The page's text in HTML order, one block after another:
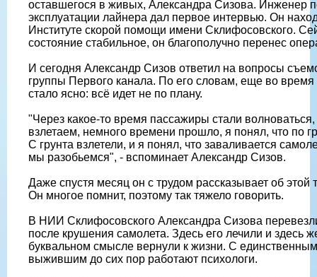
оставшегося в живых, Александра Сизова. Инженер
эксплуатации лайнера дал первое интервью. Он
Институте скорой помощи имени Склифосовского.
состояние стабильное, он благополучно перенес
И сегодня Александр Сизов ответил на вопросы
группы Первого канала. По его словам, еще во время
стало ясно: всё идет не по плану.
"Через какое-то время пассажиры стали
взлетаем, немного времени прошло, я понял, что по
С грунта взлетели, и я понял, что заваливается
мы разобьемся", - вспоминает Александр Сизов.
Даже спустя месяц он с трудом рассказывает об этой
Он многое помнит, поэтому так тяжело говорить.
В НИИ Склифосовского Александра Сизова
после крушения самолета. Здесь его лечили и здесь
буквальном смысле вернули к жизни. С единственным
выжившим до сих пор работают психологи.